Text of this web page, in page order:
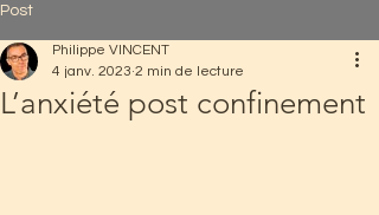
Post
L’anxiété post confinement
Philippe VINCENT
4 janv. 2023 2 min de lecture